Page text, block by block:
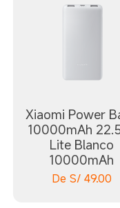
Xiaomi Power
10000mAh
Lite Blanco
10000mAh
De S/ 49.00